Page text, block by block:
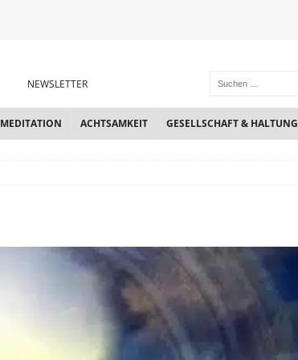
NEWSLETTER
MEDITATION ACHTSAMKEIT GESELLSCHAFT & HALTUNG